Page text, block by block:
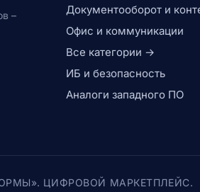
–
Документооборот и
Офис и коммуникации
Все категории →
ИБ и безопасность
Аналоги западного ПО
ЦИФРОВОЙ МАРКЕТПЛЕЙС.